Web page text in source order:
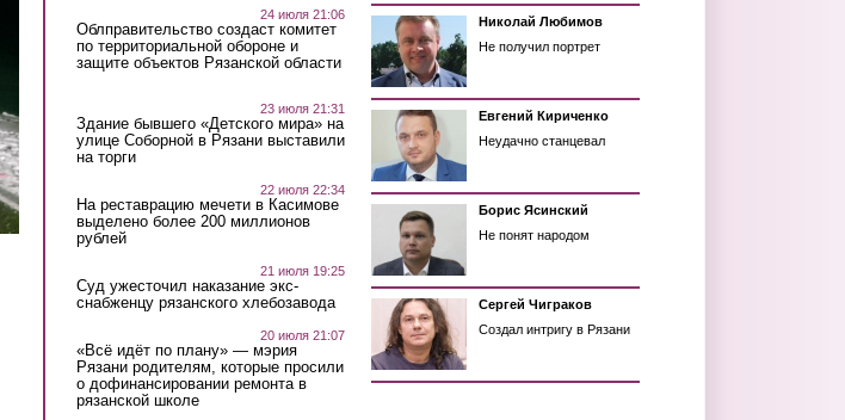
24 июля 21:06
Облправительство создаст комитет
по территориальной обороне и
защите объектов Рязанской области
23 июля 21:31
Здание бывшего «Детского мира» на
улице Соборной в Рязани выставили
на торги
22 июля 22:34
На реставрацию мечети в Касимове
выделено более 200 миллионов
рублей
21 июля 19:25
Суд ужесточил наказание экс-
снабженцу рязанского хлебозавода
20 июля 21:07
«Всё идёт по плану» — мэрия
Рязани родителям, которые просили
о дофинансировании ремонта в
рязанской школе
Николай Любимов
Не получил портрет
Евгений Кириченко
Неудачно станцевал
Борис Ясинский
Не понят народом
Сергей Чиграков
Создал интригу в Рязани